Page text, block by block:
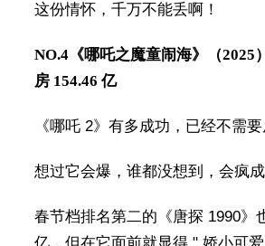
这份情怀，千万不能丢啊！
NO.4《哪吒之魔童闹海》（2025）
房 154.46 亿
《哪吒 2》有多成功，已经不需要
想过它会爆，谁都没想到，会疯成
春节档排名第二的《唐探 1990》